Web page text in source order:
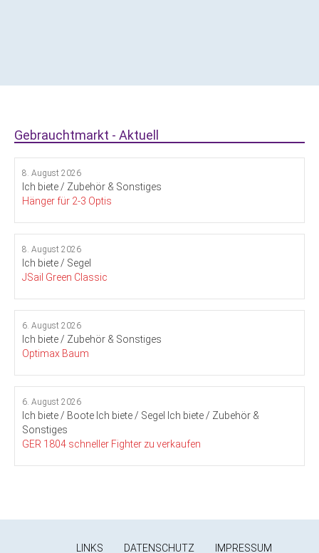
Gebrauchtmarkt - Aktuell
8. August 2026
Ich biete / Zubehör & Sonstiges
Hänger für 2-3 Optis
8. August 2026
Ich biete / Segel
JSail Green Classic
6. August 2026
Ich biete / Zubehör & Sonstiges
Optimax Baum
6. August 2026
Ich biete / Boote Ich biete / Segel
Ich biete / Zubehör &
Sonstiges
GER 1804 schneller Fighter zu verkaufen
LINKS DATENSCHUTZ IMPRESSUM